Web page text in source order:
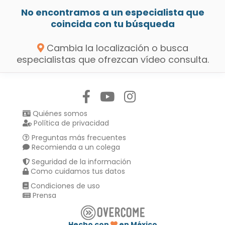
No encontramos a un especialista que
coincida con tu búsqueda
Cambia la localización o busca
especialistas que ofrezcan vídeo consulta.
Quiénes somos
Política de privacidad
Preguntas más frecuentes
Recomienda a un colega
Seguridad de la información
Como cuidamos tus datos
Condiciones de uso
Prensa